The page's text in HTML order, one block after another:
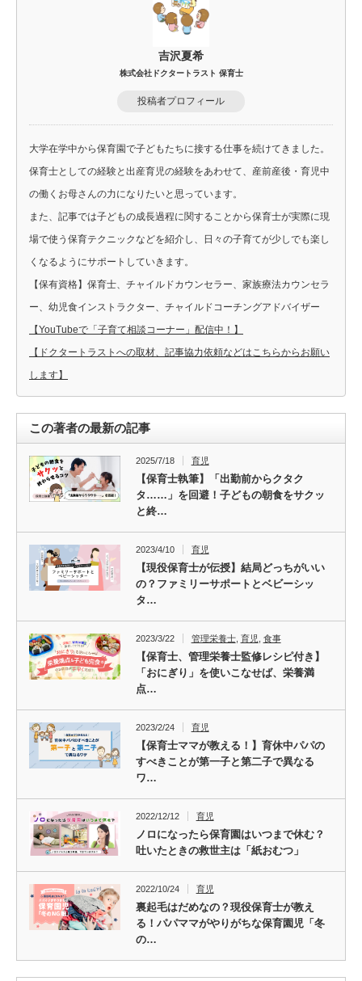
吉沢夏希
株式会社ドクタートラスト 保育士
投稿者プロフィール
大学在学中から保育園で子どもたちに接する仕事を続けてきました。
保育士としての経験と出産育児の経験をあわせて、産前産後・育児中
の働くお母さんの力になりたいと思っています。
また、記事では子どもの成長過程に関することから保育士が実際に現
場で使う保育テクニックなどを紹介し、日々の子育てが少しでも楽し
くなるようにサポートしていきます。
【保有資格】保育士、チャイルドカウンセラー、家族療法カウンセラ
ー、幼児食インストラクター、チャイルドコーチングアドバイザー
【YouTubeで「子育て相談コーナー」配信中！】
【ドクタートラストへの取材、記事協力依頼などはこちらからお願い
します】
この著者の最新の記事
2025/7/18 育児
【保育士執筆】「出勤前からクタク
タ……」を回避！子どもの朝食をサクッ
と終…
2023/4/10 育児
【現役保育士が伝授】結局どっちがいい
の？ファミリーサポートとベビーシッ
タ…
2023/3/22 管理栄養士, 育児 食事
【保育士、管理栄養士監修レシピ付き】
「おにぎり」を使いこなせば、栄養満
点…
2023/2/24 育児
【保育士ママが教える！】育休中パパの
すべきことが第一子と第二子で異なる
ワ…
2022/12/12 育児
ノロになったら保育園はいつまで休む？
吐いたときの救世主は「紙おむつ」
2022/10/24 育児
裏起毛はだめなの？現役保育士が教え
る！パパママがやりがちな保育園児「冬
の…